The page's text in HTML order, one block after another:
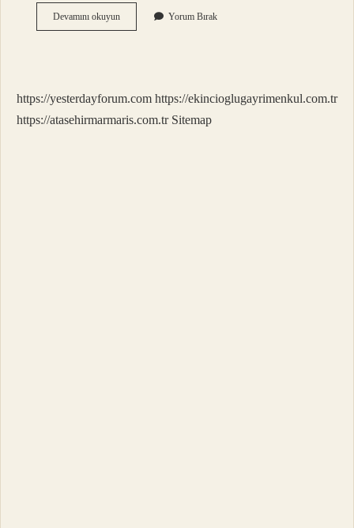
Devamını okuyunMuvafakatname
Harca
Yorum Bırak
https://yesterdayforum.com https://ekincioglugayrimenkul.com.tr
https://atasehirmarmaris.com.tr Sitemap